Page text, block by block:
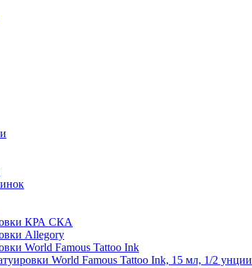
КРА СКА
Allegory
World Famous Tattoo Ink
World Famous Tattoo Ink, 15 мл, 1/2 унции